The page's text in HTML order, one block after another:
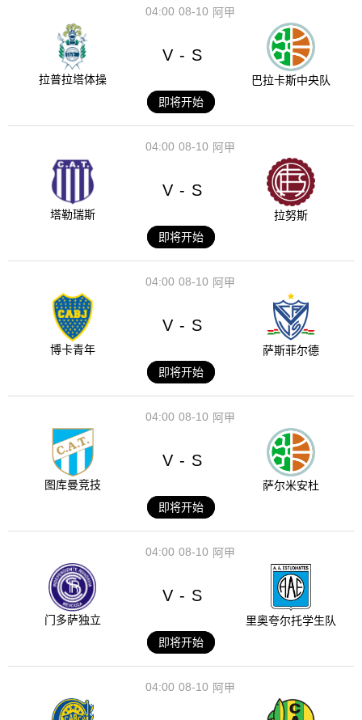
08-10
04:00 阿甲
拉普拉塔体操
V - S
巴拉卡斯中央队
即将开始
08-10
04:00 阿甲
塔勒瑞斯
V - S
拉努斯
即将开始
08-10
04:00 阿甲
博卡青年
V - S
萨斯菲尔德
即将开始
08-10
04:00 阿甲
图库曼竞技
V - S
萨尔米安杜
即将开始
08-10
04:00 阿甲
门多萨独立
V - S
里奥夸尔托学生队
即将开始
08-10
04:00 阿甲